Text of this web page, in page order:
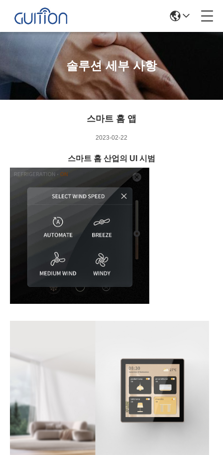
솔루션 세부 사항
스마트 홈 앱
2023-02-22
스마트 홈 산업의 UI 시범